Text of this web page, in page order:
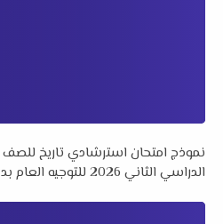
نموذج امتحان استرشادي تاريخ للصف
الدراسي الثاني 2026 للتوجيه العام بدمياط